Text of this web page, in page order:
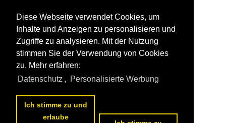
Diese Webseite verwendet Cookies, um
Inhalte und Anzeigen zu personalisieren und
Zugriffe zu analysieren. Mit der Nutzung
stimmen Sie der Verwendung von Cookies
zu. Mehr erfahren:
Datenschutz , Personalisierte Werbung
Ich stimme zu und
erlaube